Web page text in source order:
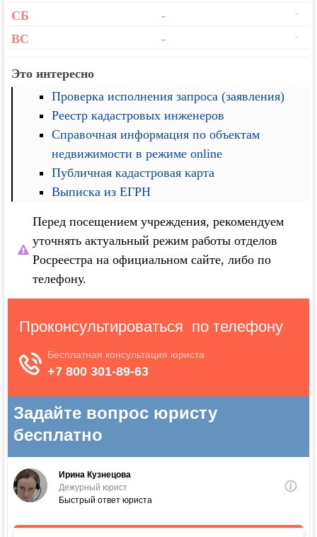
СБ - -
ВС - -
Это интересно
Проверка исполнения запроса (заявления)
Реестр кадастровых инженеров
Справочная информация по объектам
недвижимости в режиме online
Публичная кадастровая карта
Выписка из ЕГРН
Перед посещением учреждения, рекомендуем
уточнять актуальный режим работы отделов
Росреестра на официальном сайте, либо по
телефону.